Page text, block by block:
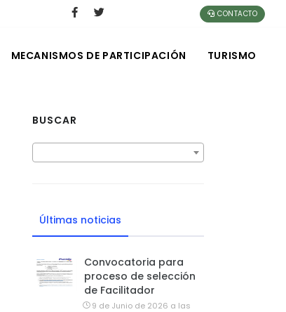
CONTACTO
MECANISMOS DE PARTICIPACIÓN TURISMO
BUSCAR
Últimas noticias
Convocatoria para
proceso de selección
de Facilitador
9 de Junio de 2026 a las